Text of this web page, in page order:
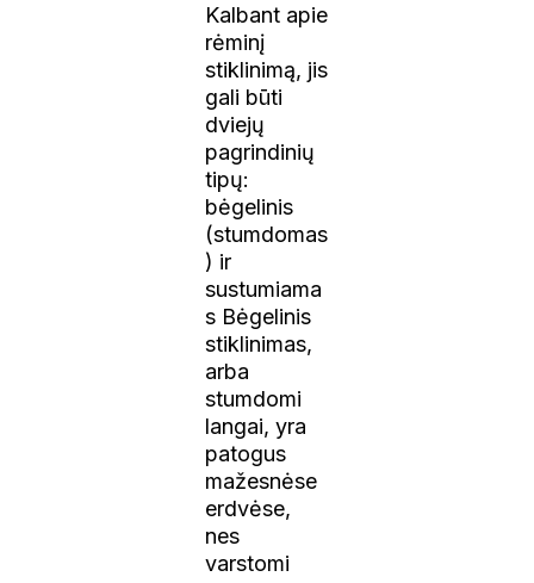
Kalbant apie
rėminį
stiklinimą, jis
gali būti
dviejų
pagrindinių
tipų:
bėgelinis
(stumdomas
) ir
sustumiama
s Bėgelinis
stiklinimas,
arba
stumdomi
langai, yra
patogus
mažesnėse
erdvėse,
nes
varstomi